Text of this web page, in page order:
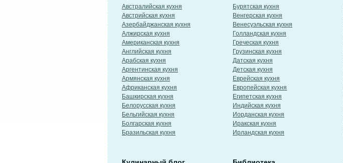
Австралийская кухня
Австрийская кухня
Азербайджанская кухня
Алжирская кухня
Американская кухня
Английская кухня
Арабская кухня
Аргентинская кухня
Армянская кухня
Африканская кухня
Башкирская кухня
Белорусская кухня
Бельгийская кухня
Болгарская кухня
Бразильская кухня
Бурятская кухня
Венгерская кухня
Венесуэльская кухня
Голландская кухня
Греческая кухня
Грузинская кухня
Датская кухня
Детская кухня
Еврейская кухня
Европейская кухня
Египетская кухня
Индийская кухня
Иорданская кухня
Иракская кухня
Ирландская кухня